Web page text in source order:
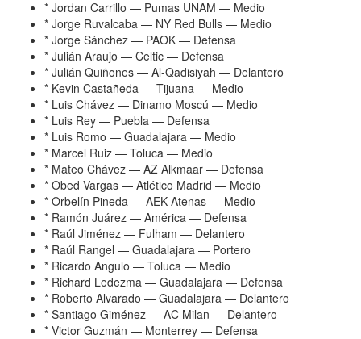
* Jordan Carrillo — Pumas UNAM — Medio
* Jorge Ruvalcaba — NY Red Bulls — Medio
* Jorge Sánchez — PAOK — Defensa
* Julián Araujo — Celtic — Defensa
* Julián Quiñones — Al-Qadisiyah — Delantero
* Kevin Castañeda — Tijuana — Medio
* Luis Chávez — Dinamo Moscú — Medio
* Luis Rey — Puebla — Defensa
* Luis Romo — Guadalajara — Medio
* Marcel Ruiz — Toluca — Medio
* Mateo Chávez — AZ Alkmaar — Defensa
* Obed Vargas — Atlético Madrid — Medio
* Orbelín Pineda — AEK Atenas — Medio
* Ramón Juárez — América — Defensa
* Raúl Jiménez — Fulham — Delantero
* Raúl Rangel — Guadalajara — Portero
* Ricardo Angulo — Toluca — Medio
* Richard Ledezma — Guadalajara — Defensa
* Roberto Alvarado — Guadalajara — Delantero
* Santiago Giménez — AC Milan — Delantero
* Victor Guzmán — Monterrey — Defensa